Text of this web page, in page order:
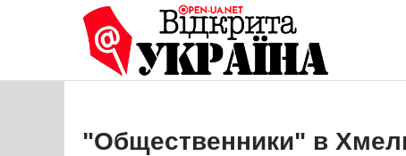
"Общественники" в